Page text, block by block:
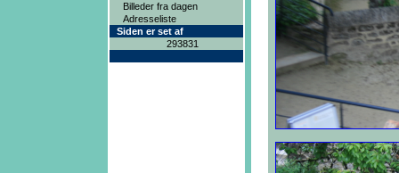
Billeder fra dagen
Adresseliste
Siden er set af
293831